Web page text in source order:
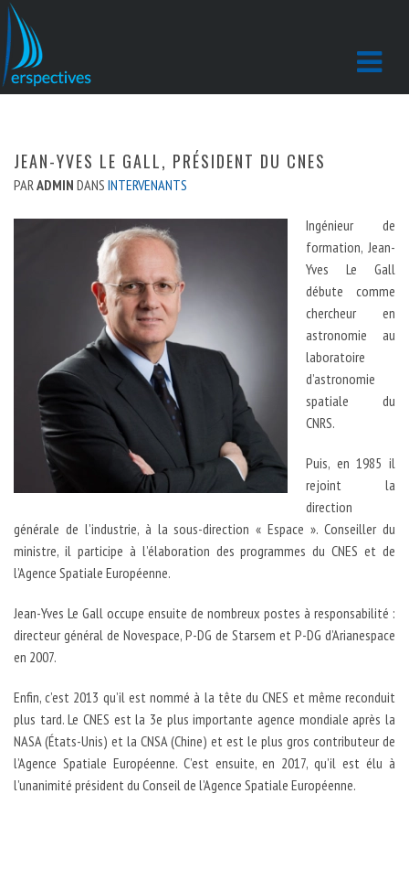
JEAN-YVES LE GALL, PRÉSIDENT DU CNES
PARADMIN DANS INTERVENANTS
Ingénieur de
formation, Jean-
Yves Le Gall
débute comme
chercheur en
astronomie au
laboratoire
d’astronomie
spatiale du
CNRS.
Puis, en 1985 il
rejoint la
direction
générale de l’industrie, à la sous-direction « Espace ». Conseiller du
ministre, il participe à l’élaboration des programmes du CNES et de
l’Agence Spatiale Européenne.
Jean-Yves Le Gall occupe ensuite de nombreux postes à responsabilité :
directeur général de Novespace, P-DG de Starsem et P-DG d’Arianespace
en 2007.
Enfin, c’est 2013 qu’il est nommé à la tête du CNES et même reconduit
plus tard. Le CNES est la 3e plus importante agence mondiale après la
NASA (États-Unis) et la CNSA (Chine) et est le plus gros contributeur de
l’Agence Spatiale Européenne. C’est ensuite, en 2017, qu’il est élu à
l’unanimité président du Conseil de l’Agence Spatiale Européenne.